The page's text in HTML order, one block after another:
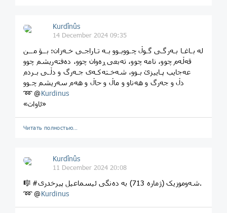
Kurdînûs
14 December 2024 09:35
لە بـاغـا بـەرگـی گـوڵ چـووبـوو بـە تـاراجـی خـەزان؛ بــۆ مــن
قەڵەم چوو، نامە چوو، تەبعی ڕەوان چوو، دەفتەریشم چوو
عەجایب پـاییزێ بـوو، شەخـتەکـەی جـەرگ و دڵـی بـردم
دڵ و جەرگ و هەناو و ماڵ و حاڵ و هەم سەریشم چـوو
➿ @Kurdinus
«ئاوات»
Читать полностью…
Kurdînûs
11 December 2024 20:08
🎼 #شەوموزیک (ژماره 713) بە دەنگی ئیسماعیل پیرخدری.
➿ @Kurdinus